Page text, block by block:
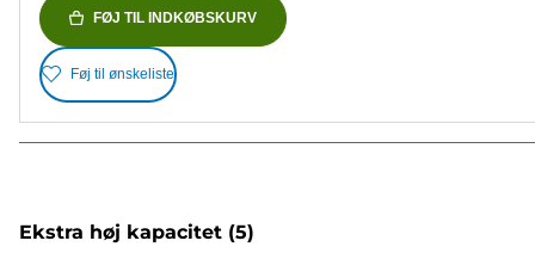
FØJ TIL INDKØBSKURV
Føj til ønskeliste
Ekstra høj kapacitet (5)